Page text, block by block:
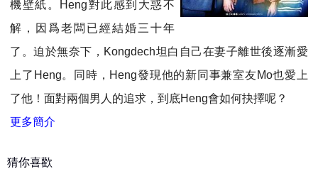
機壁紙。Heng對此感到大惑不
解，因爲老闆已經結婚三十年
了。迫於無奈下，Kongdech坦白自己在妻子離世後逐漸愛
上了Heng。同時，Heng發現他的新同事兼室友Mo也愛上
了他！面對兩個男人的追求，到底Heng會如何抉擇呢？
更多簡介
猜你喜歡